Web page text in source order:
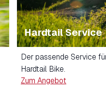
Hardtail Service
Der passende Service
Hardtail Bike.
Zum Angebot